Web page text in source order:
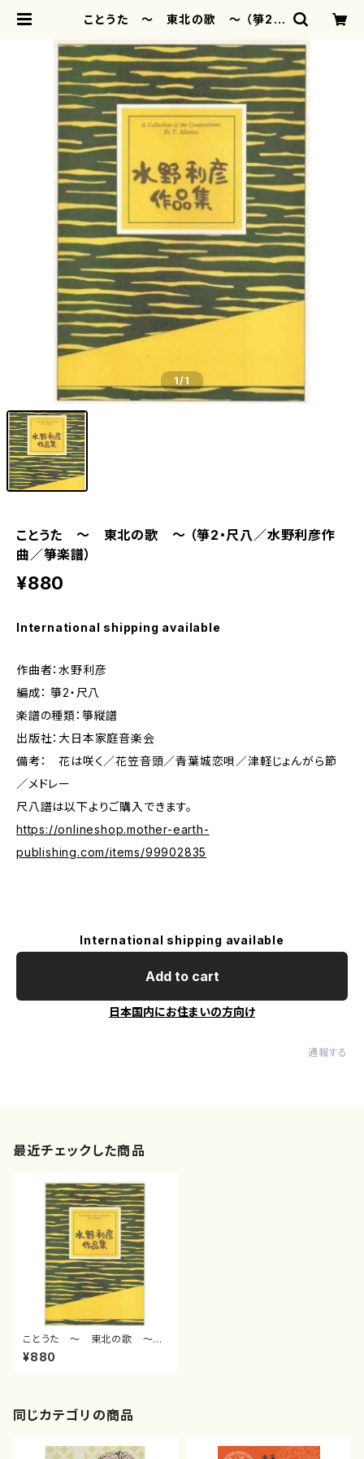
ことうた ～ 東北の歌 ～ （箏2・
therearth
1/1
ことうた ～ 東北の歌 ～ （箏2・尺八／水野利彦作
曲／箏楽譜）
¥880
International shipping available
作曲者：水野利彦
編成： 箏2・尺八
楽譜の種類：箏縦譜
出版社：大日本家庭音楽会
備考： 花は咲く／花笠音頭／青葉城恋唄／津軽じょんがら節
／メドレー
尺八譜は以下よりご購入できます。
https://onlineshop.mother-earth-
publishing.com/items/99902835
International shipping available
Add to cart
日本国内にお住まいの方向け
通報する
最近チェックした商品
ことうた ～ 東北の歌 ～
（箏2・尺八／水野利彦作曲／箏
楽譜）
¥880
同じカテゴリの商品